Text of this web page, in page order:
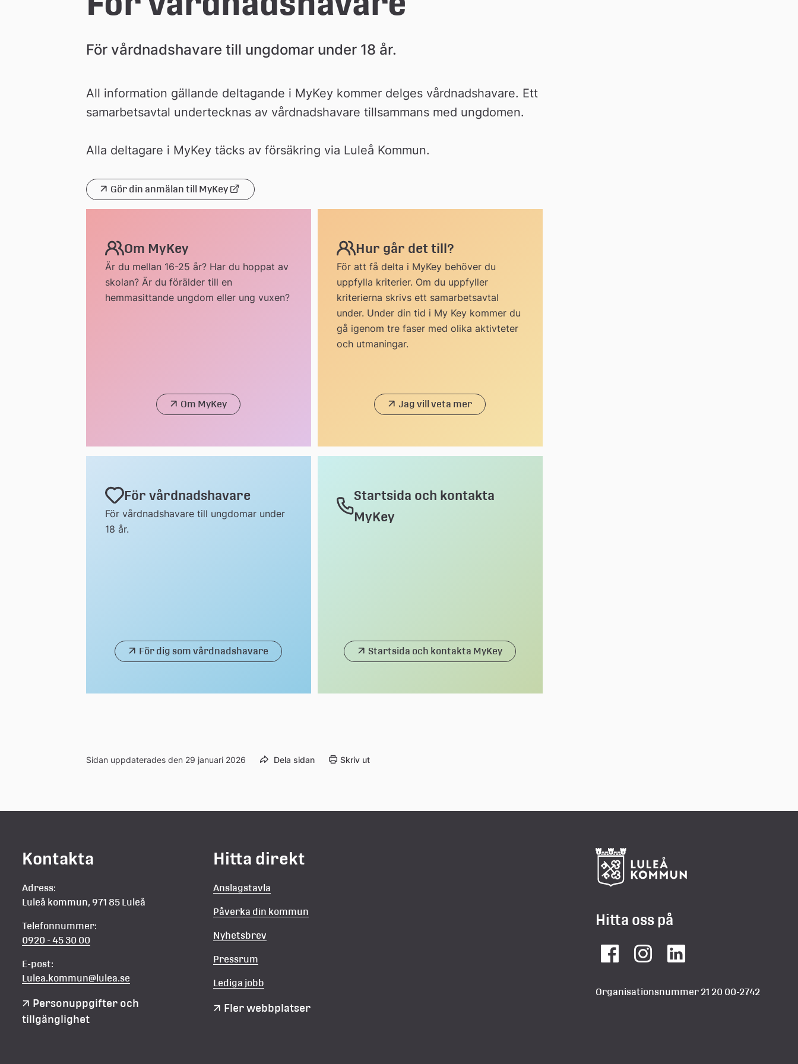
För vårdnadshavare till ungdomar under 18 år.
All information gällande deltagande i MyKey kommer delges vårdnadshavare. Ett
samarbetsavtal undertecknas av vårdnadshavare tillsammans med ungdomen.
Alla deltagare i MyKey täcks av försäkring via Luleå Kommun.
Gör din anmälan till MyKey
Länk
Om MyKey
Är du mellan 16-25 år? Har du hoppat av
skolan? Är du förälder till en
hemmasittande ungdom eller ung vuxen?
Om MyKey
Hur går det till?
För att få delta i MyKey behöver du
uppfylla kriterier. Om du uppfyller
kriterierna skrivs ett samarbetsavtal
under. Under din tid i My Key kommer du
gå igenom tre faser med olika aktivteter
och utmaningar.
Jag vill veta mer
För vårdnadshavare
För vårdnadshavare till ungdomar under
18 år.
För dig som vårdnadshavare
Startsida och kontakta
MyKey
Startsida och kontakta MyKey
Sidan uppdaterades den 29 januari 2026 Dela sidan Skriv ut
Kontakta
Adress:
Luleå kommun, 971 85 Luleå
Telefonnummer:
0920 - 45 30 00
E-post:
Lulea.kommun@lulea.se
Personuppgifter och
tillgänglighet
Hitta direkt
Anslagstavla
Påverka din kommun
Nyhetsbrev
Pressrum
Lediga jobb
Fler webbplatser
Hitta oss på
FacebookInstagramLinkedIn
Organisationsnummer 21 20 00-2742